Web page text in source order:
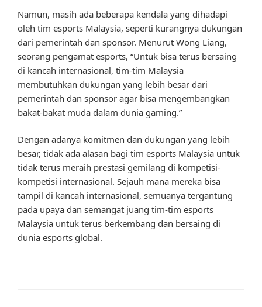
Namun, masih ada beberapa kendala yang dihadapi
oleh tim esports Malaysia, seperti kurangnya dukungan
dari pemerintah dan sponsor. Menurut Wong Liang,
seorang pengamat esports, “Untuk bisa terus bersaing
di kancah internasional, tim-tim Malaysia
membutuhkan dukungan yang lebih besar dari
pemerintah dan sponsor agar bisa mengembangkan
bakat-bakat muda dalam dunia gaming.”
Dengan adanya komitmen dan dukungan yang lebih
besar, tidak ada alasan bagi tim esports Malaysia untuk
tidak terus meraih prestasi gemilang di kompetisi-
kompetisi internasional. Sejauh mana mereka bisa
tampil di kancah internasional, semuanya tergantung
pada upaya dan semangat juang tim-tim esports
Malaysia untuk terus berkembang dan bersaing di
dunia esports global.